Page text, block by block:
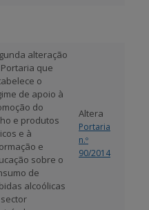
alteração
que
o
de apoio à
do
e produtos
e à
e
sobre o
de
alcoólicas
Altera
Portaria
n.º
90/2014